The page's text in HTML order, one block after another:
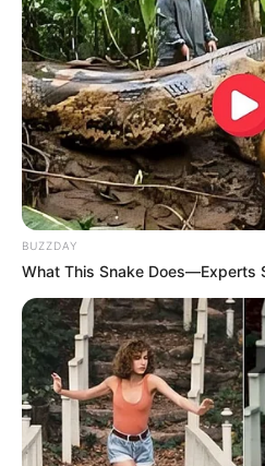
BUZZDAY
What This Snake Does—Experts